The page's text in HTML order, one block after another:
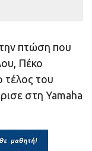
πτώση που
Πέκο
τέλος του
στη Yamaha